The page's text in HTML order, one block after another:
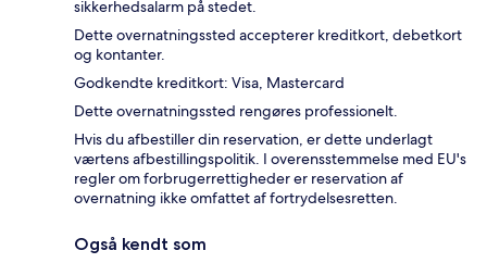
sikkerhedsalarm på stedet.
Dette overnatningssted accepterer kreditkort, debetkort
og kontanter.
Godkendte kreditkort: Visa, Mastercard
Dette overnatningssted rengøres professionelt.
Hvis du afbestiller din reservation, er dette underlagt
værtens afbestillingspolitik. I overensstemmelse med EU's
regler om forbrugerrettigheder er reservation af
overnatning ikke omfattet af fortrydelsesretten.
Også kendt som